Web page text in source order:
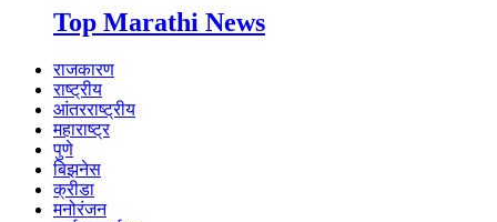
Top Marathi News
राजकारण
राष्ट्रीय
आंतरराष्ट्रीय
महाराष्ट्र
पुणे
बिझनेस
क्रीडा
मनोरंजन